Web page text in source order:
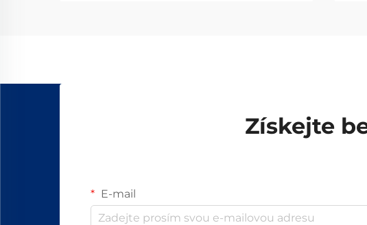
Získejte
E-mail